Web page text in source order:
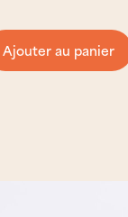
Ajouter au panier